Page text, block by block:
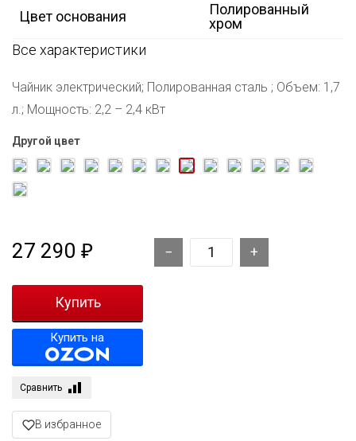
Цвет основания
Полированный
хром
Все характеристики
Чайник электрический; Полированная сталь ; Объем: 1,7
л.; Мощность: 2,2 – 2,4 кВт
Другой цвет
27 290 ₽
Купить на
Сравнить
В избранное